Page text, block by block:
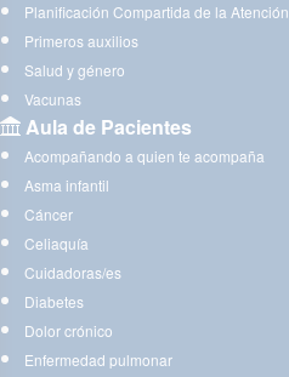
Planificación Compartida de la Atención
Primeros auxilios
Salud y género
Vacunas
Aula de Pacientes
Acompañando a quien te acompaña
Asma infantil
Cáncer
Celiaquía
Cuidadoras/es
Diabetes
Dolor crónico
Enfermedad pulmonar